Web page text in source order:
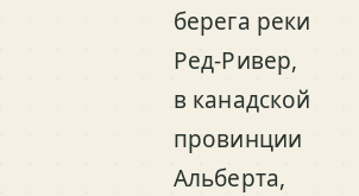
берега реки
Ред-Ривер,
в канадской
провинции
Альберта,